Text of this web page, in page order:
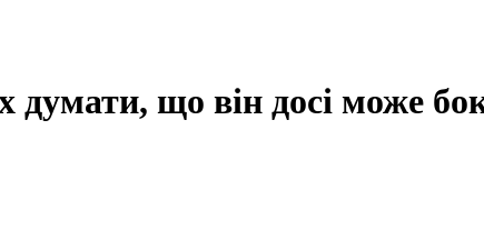
думати, що він досі може